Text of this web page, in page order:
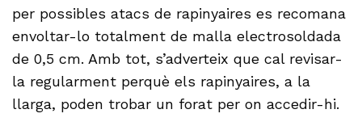
per possibles atacs de rapinyaires es recomana
envoltar-lo totalment de malla electrosoldada
de 0,5 cm. Amb tot, s’adverteix que cal revisar-
la regularment perquè els rapinyaires, a la
llarga, poden trobar un forat per on accedir-hi.